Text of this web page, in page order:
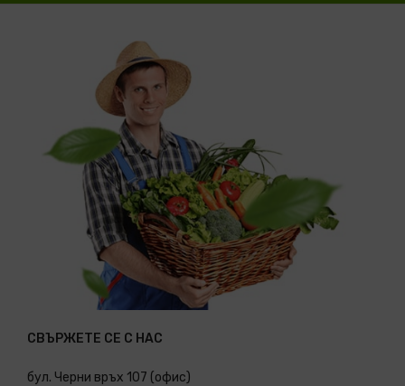
СВЪРЖЕТЕ СЕ С НАС
бул. Черни връх 107 (офис)